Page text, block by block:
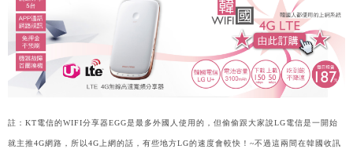
註：KT電信的WIFI分享器EGG是最多外國人使用的，但偷偷跟大家說LG電信是一開始
就主推4G網路，所以4G上網的話，有些地方LG的速度會較快！~不過這兩間在韓國收訊